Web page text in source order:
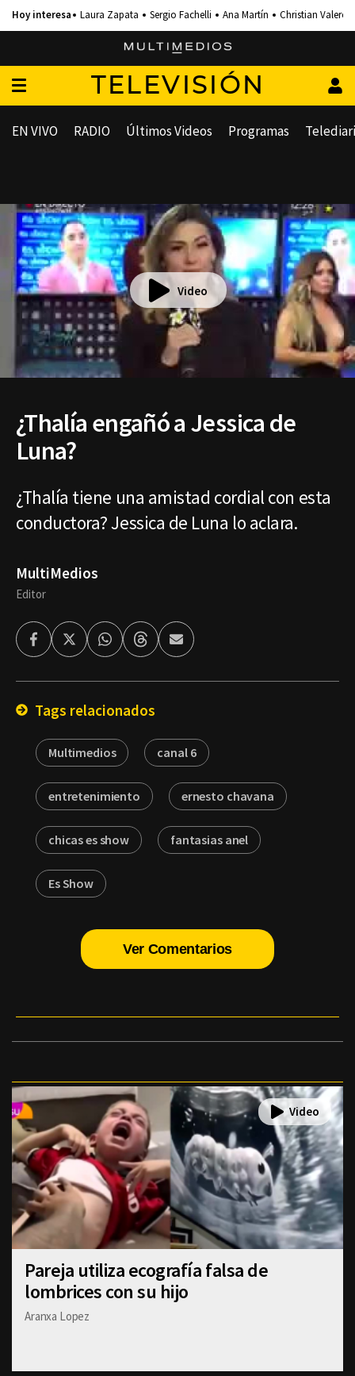
Laura Zapata Sergio Fachelli Ana Martín Christian Valero
TELEVISIÓN
EN VIVO RADIO Últimos Videos Programas
Video
¿Thalía engañó a Jessica de
Luna?
¿Thalía tiene una amistad cordial con esta
conductora? Jessica de Luna lo aclara.
MultiMedios
Editor
FacebookTwitterWhatsappThreadsEnviar
por
Tags relacionados
Multimedios canal 6
entretenimiento ernesto chavana
chicas es show fantasias anel
Es Show
Ver Comentarios
Pareja utiliza ecografía falsa de
lombrices con su hijo
Aranxa Lopez